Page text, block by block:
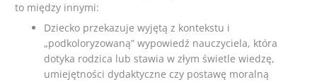
to między innymi:
Dziecko przekazuje wyjętą z kontekstu i
„podkoloryzowaną” wypowiedź nauczyciela, która
dotyka rodzica lub stawia w złym świetle wiedzę,
umiejętności dydaktyczne czy postawę moralną